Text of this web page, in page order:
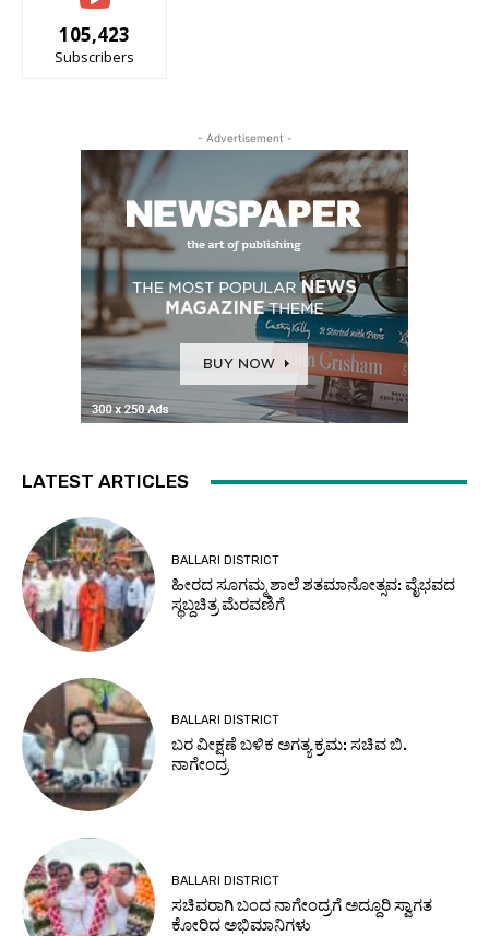
105,423
Subscribers
- Advertisement -
LATEST ARTICLES
BALLARI DISTRICT
ಹೀರದ ಸೂಗಮ್ಮ ಶಾಲೆ ಶತಮಾನೋತ್ಸವ: ವೈಭವದ
ಸ್ಥಬ್ದಚಿತ್ರ ಮೆರವಣಿಗೆ
BALLARI DISTRICT
ಬರ ವೀಕ್ಷಣೆ ಬಳಿಕ ಅಗತ್ಯ ಕ್ರಮ: ಸಚಿವ ಬಿ.
ನಾಗೇಂದ್ರ
BALLARI DISTRICT
ಸಚಿವರಾಗಿ ಬಂದ ನಾಗೇಂದ್ರಗೆ ಅದ್ದೂರಿ ಸ್ವಾಗತ
ಕೋರಿದ ಅಭಿಮಾನಿಗಳು